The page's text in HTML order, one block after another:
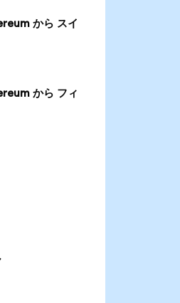
から スイ
から フィ